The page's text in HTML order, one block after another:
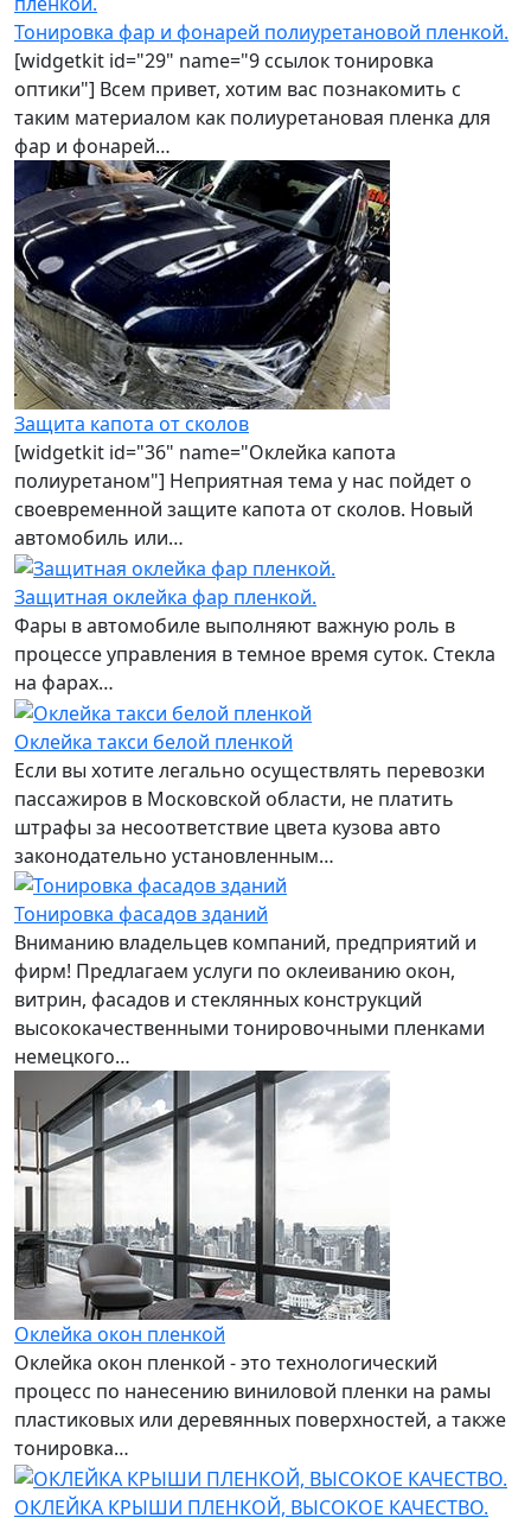
Тонировка фар и фонарей полиуретановой пленкой.
[widgetkit id="29" name="9 ссылок тонировка
оптики"] Всем привет, хотим вас познакомить с
таким материалом как полиуретановая пленка для
фар и фонарей…
Защита капота от сколов
[widgetkit id="36" name="Оклейка капота
полиуретаном"] Неприятная тема у нас пойдет о
своевременной защите капота от сколов. Новый
автомобиль или…
Защитная оклейка фар пленкой.
Фары в автомобиле выполняют важную роль в
процессе управления в темное время суток. Стекла
на фарах…
Оклейка такси белой пленкой
Если вы хотите легально осуществлять перевозки
пассажиров в Московской области, не платить
штрафы за несоответствие цвета кузова авто
законодательно установленным…
Тонировка фасадов зданий
Вниманию владельцев компаний, предприятий и
фирм! Предлагаем услуги по оклеиванию окон,
витрин, фасадов и стеклянных конструкций
высококачественными тонировочными пленками
немецкого…
Оклейка окон пленкой
Оклейка окон пленкой - это технологический
процесс по нанесению виниловой пленки на рамы
пластиковых или деревянных поверхностей, а также
тонировка…
ОКЛЕЙКА КРЫШИ ПЛЕНКОЙ, ВЫСОКОЕ КАЧЕСТВО.